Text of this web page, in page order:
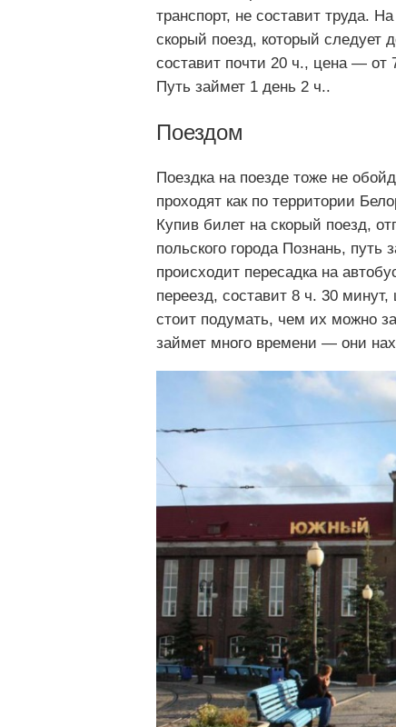
транспорт, не составит труда.
скорый поезд, который следует
составит почти 20 ч., цена — от
Путь займет 1 день 2 ч..
Поездом
Поездка на поезде тоже не
проходят как по территории
Купив билет на скорый поезд,
польского города Познань,
происходит пересадка на
переезд, составит 8 ч. 30
стоит подумать, чем их можно
займет много времени — они